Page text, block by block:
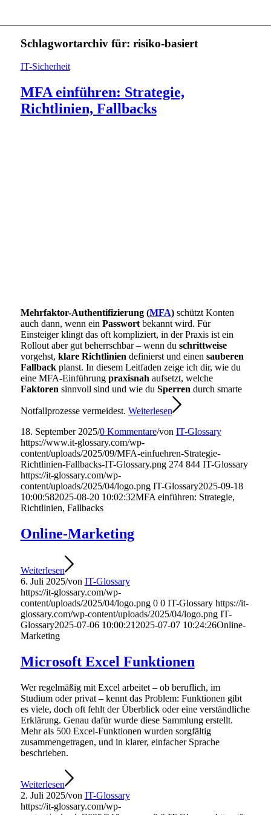
Schlagwortarchiv für: risiko-basiert
IT-Sicherheit
MFA einführen: Strategie,
Richtlinien, Fallbacks
Mehrfaktor-Authentifizierung (MFA)schützt Konten
auch dann, wenn ein Passwortbekannt wird. Für
Einsteiger klingt das oft kompliziert, in der Praxis ist ein
Rollout aber gut beherrschbar – wenn du schrittweise
vorgehst, klare Richtlinien definierst und einen sauberen
Fallbackplanst. In diesem Leitfaden zeige ich dir, wie du
eine MFA-Einführung praxisnah aufsetzt, welche
Faktoren sinnvoll sind und wie du Sperren durch smarte
Notfallprozesse vermeidest. Weiterlesen
18. September 2025/0 Kommentare/von IT-Glossary
https://www.it-glossary.com/wp-
content/uploads/2025/09/MFA-einfuehren-Strategie-
Richtlinien-Fallbacks-IT-Glossary.png 274 844 IT-Glossary
https://it-glossary.com/wp-
content/uploads/2025/04/logo.png IT-Glossary2025-09-18
10:00:582025-08-20 10:02:32MFA einführen: Strategie,
Richtlinien, Fallbacks
Online-Marketing
Weiterlesen
6. Juli 2025/von IT-Glossary
https://it-glossary.com/wp-
content/uploads/2025/04/logo.png 0 0 IT-Glossary https://it-
glossary.com/wp-content/uploads/2025/04/logo.png IT-
Glossary2025-07-06 10:00:21 2025-07-07 10:24:26Online-
Marketing
Microsoft Excel Funktionen
Wer regelmäßig mit Excel arbeitet – ob beruflich, im
Studium oder privat – kennt das Problem: Funktionen gibt
es viele, doch oft fehlt der Überblick oder eine verständliche
Erklärung. Genau dafür wurde diese Sammlung erstellt.
Mehr als 500 Excel-Funktionen wurden sorgfältig
zusammengetragen, und in klarer, einfacher Sprache
beschrieben.
Weiterlesen
2. Juli 2025/von IT-Glossary
https://it-glossary.com/wp-